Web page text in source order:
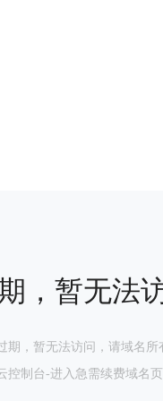
，暂无法
期，暂无法访问，请域名
控制台-进入急需续费域名